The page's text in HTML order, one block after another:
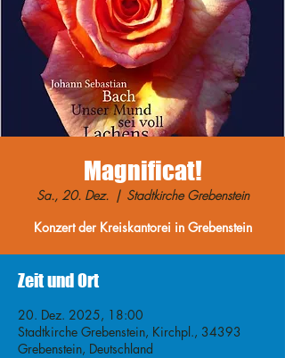
Magnificat!
Sa., 20. Dez.
  |
Stadtkirche Grebenstein
Konzert der Kreiskantorei in Grebenstein
Zeit und Ort
20. Dez. 2025, 18:00
Stadtkirche Grebenstein, Kirchpl., 34393
Grebenstein, Deutschland